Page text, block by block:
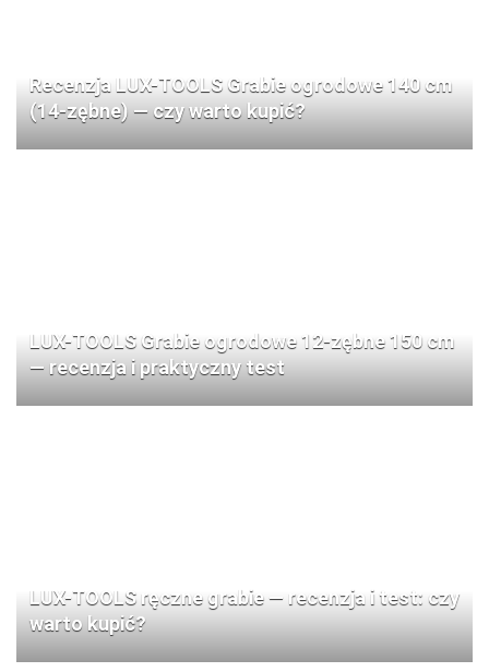
Recenzja LUX-TOOLS Grabie ogrodowe 140 cm
(14-zębne) — czy warto kupić?
LUX-TOOLS Grabie ogrodowe 12-zębne 150 cm
— recenzja i praktyczny test
LUX-TOOLS ręczne grabie — recenzja i test: czy
warto kupić?